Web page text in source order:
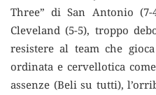
Three” di San Antonio
Cleveland (5-5), troppo
resistere al team che
ordinata e cervellotica
assenze (Beli su tutti),